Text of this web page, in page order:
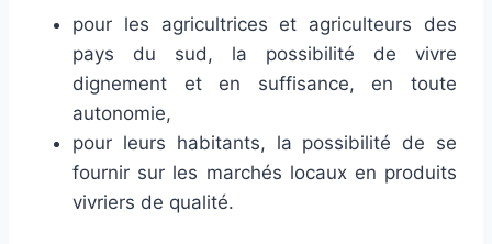
pour les agricultrices et agriculteurs des
pays du sud, la possibilité de vivre
dignement et en suffisance, en toute
autonomie,
pour leurs habitants, la possibilité de se
fournir sur les marchés locaux en produits
vivriers de qualité.